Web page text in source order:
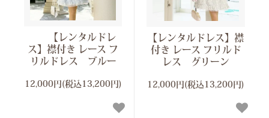
【レンタルドレ
ス】襟付き レース フ
リルドレス ブルー
12,000円(税込13,200円)
【レンタルドレス】襟
付き レース フリルド
レス グリーン
12,000円(税込13,200円)